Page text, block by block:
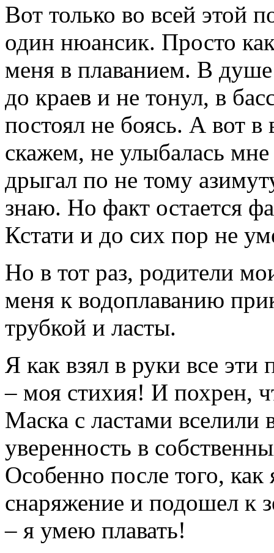
Вот только во всей этой
один нюансик. Просто
меня в плаванием. В
до краев и не тонул, в
постоял не боясь. А вот
скажем, не улыбалась
дрыгал по не тому
знаю. Но факт остается
Кстати и до сих пор не
Но в тот раз, родители
меня к водоплаванию
трубкой и ласты.
Я как взял в руки все эти
– моя стихия! И похрен,
Маска с ластами вселили
уверенность в
Особенно после того, как
снаряжение и подошел к
– я умею плавать!